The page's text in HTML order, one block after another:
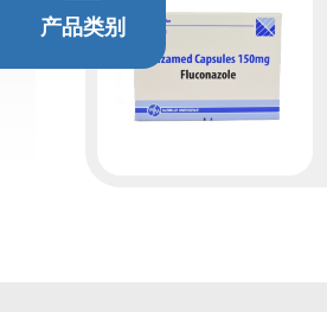
产品类别